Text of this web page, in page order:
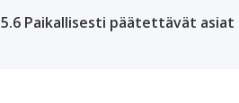
5.6 Paikallisesti päätettävät asiat